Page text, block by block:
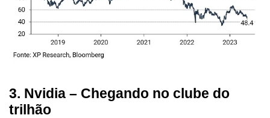
3. Nvidia – Chegando no clube do
trilhão